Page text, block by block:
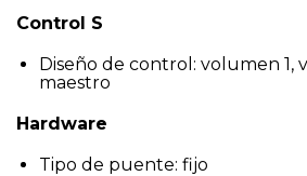
Control S
Diseño de control: volumen 1,
maestro
Hardware
Tipo de puente: fijo